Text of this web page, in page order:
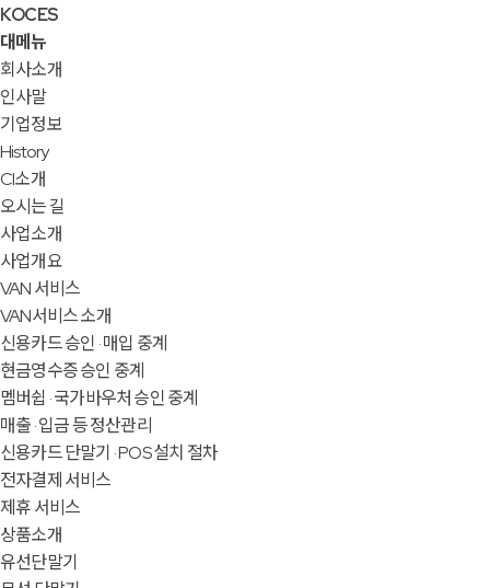
KOCES
대메뉴
회사소개
인사말
기업정보
History
CI소개
오시는 길
사업소개
사업개요
VAN 서비스
VAN서비스 소개
신용카드 승인 · 매입 중계
현금영수증 승인 중계
멤버쉽 · 국가바우처 승인 중계
매출 · 입금 등 정산관리
신용카드 단말기 · POS 설치 절차
전자결제 서비스
제휴 서비스
상품소개
유선단말기